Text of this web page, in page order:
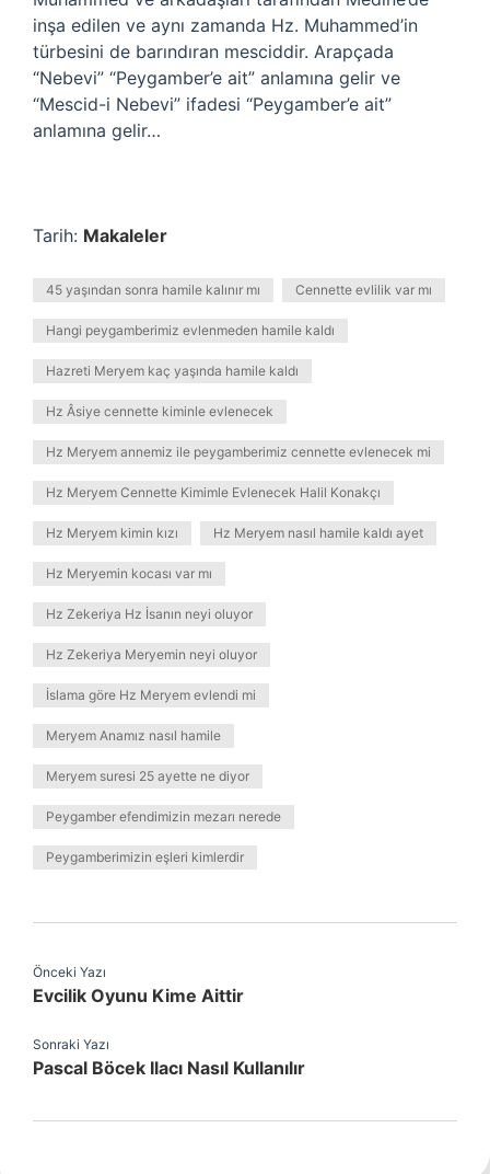
inşa edilen ve aynı zamanda Hz. Muhammed’in
türbesini de barındıran mesciddir. Arapçada
“Nebevi” “Peygamber’e ait” anlamına gelir ve
“Mescid-i Nebevi” ifadesi “Peygamber’e ait”
anlamına gelir…
Tarih: Makaleler
45 yaşından sonra hamile kalınır mı Cennette evlilik var mı
Hangi peygamberimiz evlenmeden hamile kaldı
Hazreti Meryem kaç yaşında hamile kaldı
Hz Âsiye cennette kiminle evlenecek
Hz Meryem annemiz ile peygamberimiz cennette evlenecek mi
Hz Meryem Cennette Kimimle Evlenecek Halil Konakçı
Hz Meryem kimin kızı Hz Meryem nasıl hamile kaldı ayet
Hz Meryemin kocası var mı
Hz Zekeriya Hz İsanın neyi oluyor
Hz Zekeriya Meryemin neyi oluyor
İslama göre Hz Meryem evlendi mi
Meryem Anamız nasıl hamile
Meryem suresi 25 ayette ne diyor
Peygamber efendimizin mezarı nerede
Peygamberimizin eşleri kimlerdir
Önceki Yazı
Evcilik Oyunu Kime Aittir
Sonraki Yazı
Pascal Böcek Ilacı Nasıl Kullanılır